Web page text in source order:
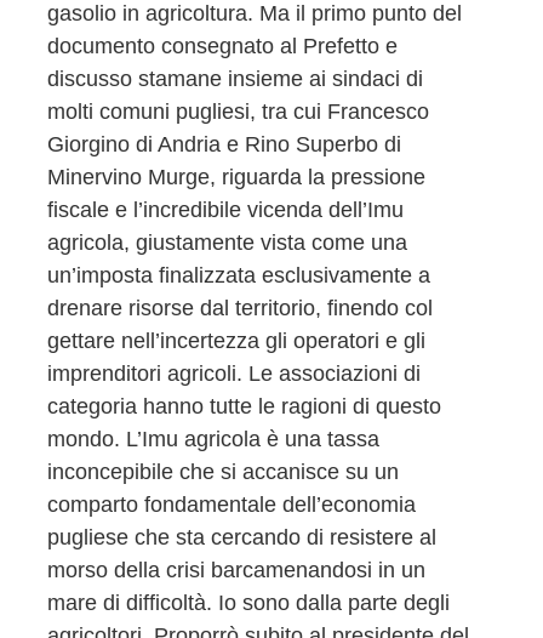
gasolio in agricoltura. Ma il primo punto del
documento consegnato al Prefetto e
discusso stamane insieme ai sindaci di
molti comuni pugliesi, tra cui Francesco
Giorgino di Andria e Rino Superbo di
Minervino Murge, riguarda la pressione
fiscale e l’incredibile vicenda dell’Imu
agricola, giustamente vista come una
un’imposta finalizzata esclusivamente a
drenare risorse dal territorio, finendo col
gettare nell’incertezza gli operatori e gli
imprenditori agricoli. Le associazioni di
categoria hanno tutte le ragioni di questo
mondo. L’Imu agricola è una tassa
inconcepibile che si accanisce su un
comparto fondamentale dell’economia
pugliese che sta cercando di resistere al
morso della crisi barcamenandosi in un
mare di difficoltà. Io sono dalla parte degli